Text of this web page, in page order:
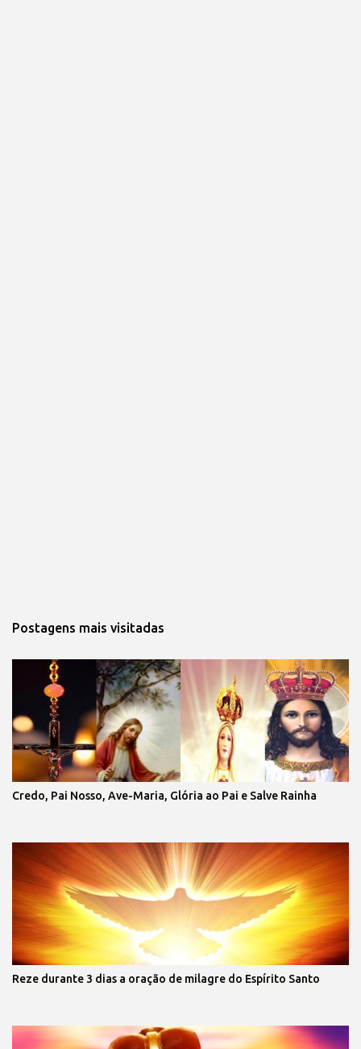
Postagens mais visitadas
Credo, Pai Nosso, Ave-Maria, Glória ao Pai e Salve Rainha
Reze durante 3 dias a oração de milagre do Espírito Santo